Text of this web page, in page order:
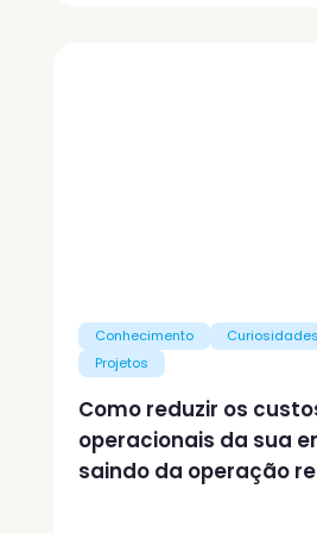
Conhecimento Curiosidades
Projetos
Como reduzir os
operacionais da sua
saindo da operação